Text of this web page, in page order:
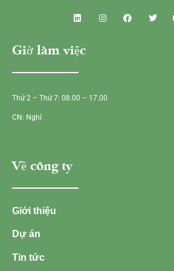
Giờ làm việc
Thứ 2 – Thứ 7: 08.00 – 17.00
CN: Nghỉ
Về công ty
Giới thiệu
Dự án
Tin tức